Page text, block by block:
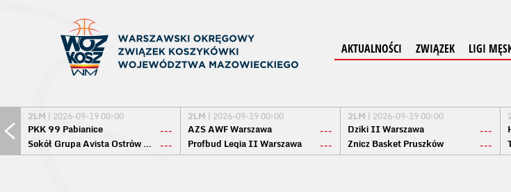
AKTUALNOŚCI ZWIĄZEK LIGI
2LM | 2026-09-19 00:00
PKK 99 Pabianice
---
Sokół Grupa Avista Ostrów Maz. ---
2LM | 2026-09-19 00:00
AZS AWF Warszawa
---
Profbud Legia II Warszawa
---
2LM | 2026-09-19 00:00
Dziki II Warszawa
---
Znicz Basket Pruszków
---